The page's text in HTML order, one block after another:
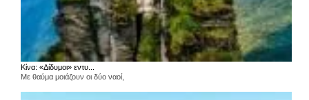
Κίνα: «Δίδυμοι» εντυ...
Με θαύμα μοιάζουν οι δύο ναοί,